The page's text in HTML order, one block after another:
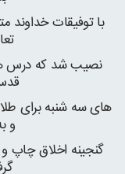
با توفیقات
نصیب شد که درس
های سه شنبه برای
و به
گنجینه اخلاق چاپ و